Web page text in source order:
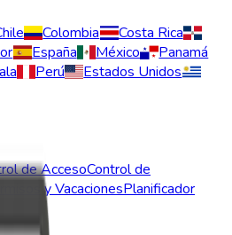
Colombia
Costa Rica
España México
Panamá
Perú
Estados Unidos
de AccesoControl de
y VacacionesPlanificador